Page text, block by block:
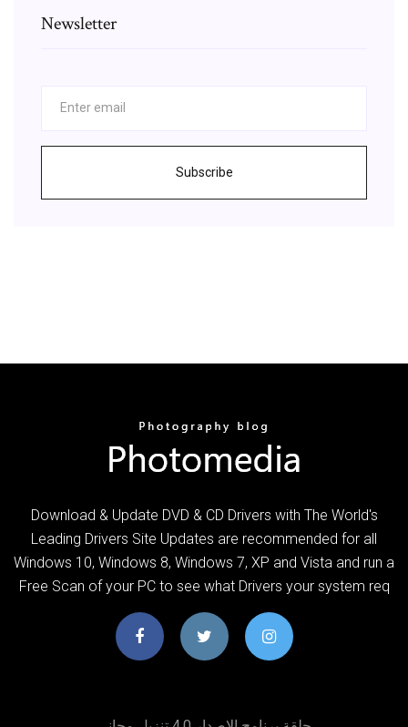
Newsletter
Subscribe
Download & Update DVD & CD Drivers with The World's
Leading Drivers Site Updates are recommended for all
Windows 10, Windows 8, Windows 7, XP and Vista and run a
Free Scan of your PC to see what Drivers your system req